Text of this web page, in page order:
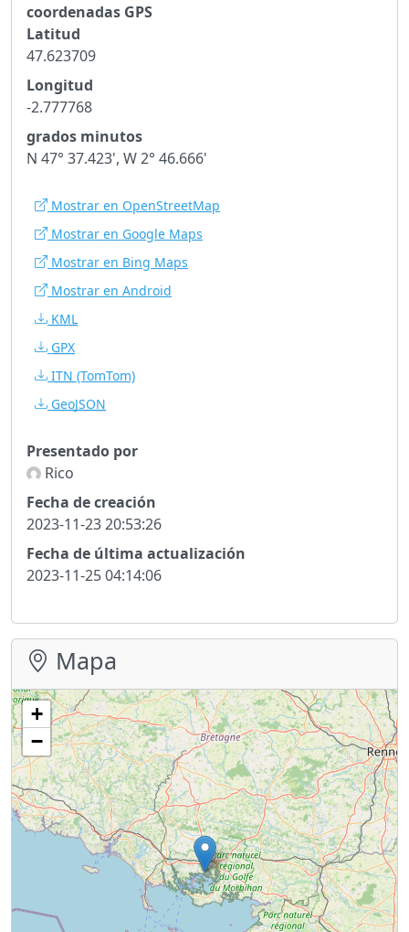
coordenadas GPS
Latitud
47.623709
Longitud
-2.777768
grados minutos
N 47° 37.423', W 2° 46.666'
Mostrar en OpenStreetMap
Mostrar en Google Maps
Mostrar en Bing Maps
Mostrar en Android
KML
GPX
ITN (TomTom)
GeoJSON
Presentado por
Rico
Fecha de creación
2023-11-23 20:53:26
Fecha de última actualización
2023-11-25 04:14:06
Mapa
+
−